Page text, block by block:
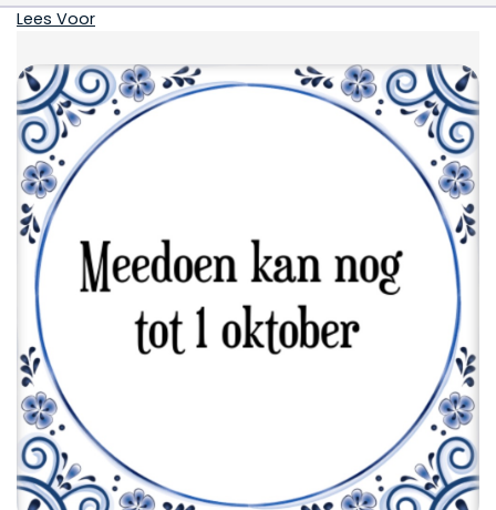
Tegeltjeswedstrijd:
Lees Voor